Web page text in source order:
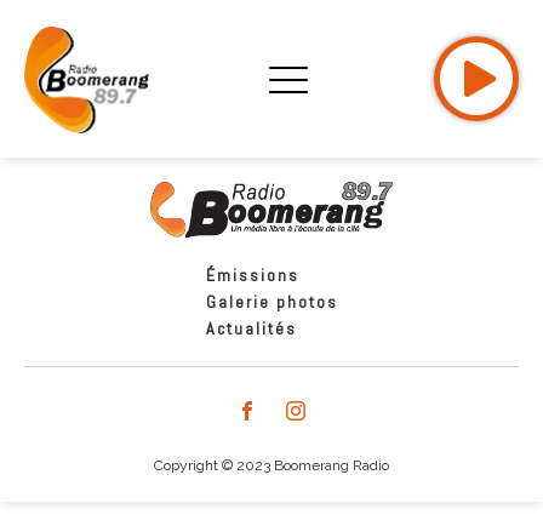
Émissions
Galerie photos
Actualités
Copyright © 2023 Boomerang Radio